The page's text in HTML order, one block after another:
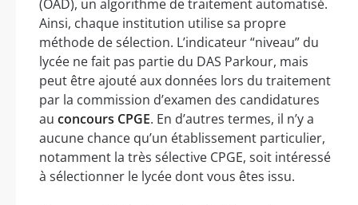
(OAD), un algorithme de traitement automatisé.
Ainsi, chaque institution utilise sa propre
méthode de sélection. L’indicateur “niveau” du
lycée ne fait pas partie du DAS Parkour, mais
peut être ajouté aux données lors du traitement
par la commission d’examen des candidatures
au concours CPGE. En d’autres termes, il n’y a
aucune chance qu’un établissement particulier,
notamment la très sélective CPGE, soit intéressé
à sélectionner le lycée dont vous êtes issu.